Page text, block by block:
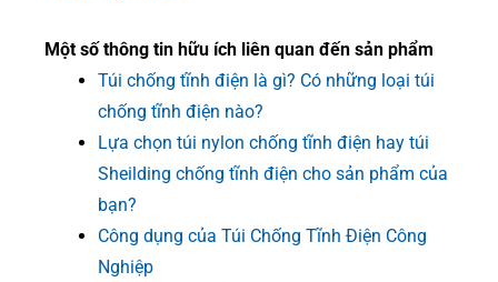
Một số thông tin hữu ích liên quan đến sản phẩm
Túi chống tĩnh điện là gì? Có những loại túi
chống tĩnh điện nào?
Lựa chọn túi nylon chống tĩnh điện hay túi
Sheilding chống tĩnh điện cho sản phẩm của
bạn?
Công dụng của Túi Chống Tĩnh Điện Công
Nghiệp